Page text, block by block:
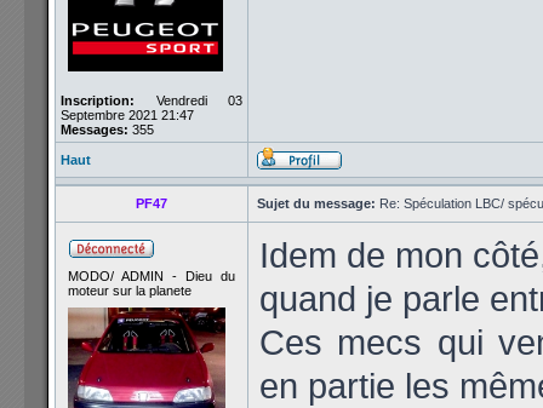
Inscription: Vendredi 03
Septembre 2021 21:47
Messages: 355
Haut
PF47 Sujet du message: Re: Spéculation LBC/
MODO/ ADMIN - Dieu du
moteur sur la planete
Idem de mon
quand je parle
Ces mecs qui
en partie les